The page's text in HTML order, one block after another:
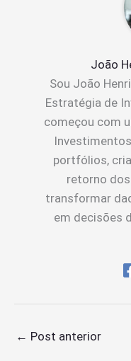
João
Sou João
Estratégia de
começou com
portfólios,
retorno
transformar
em decisões
← Post anterior